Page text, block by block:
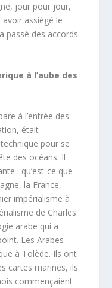
jour pour jour,
avoir assiégé le
passé des accords
à l’aube des
à l’entrée des
était
pour se
des océans. Il
: qu’est-ce que
la France,
impérialisme à
de Charles
arabe qui a
Les Arabes
à Tolède. Ils ont
cartes marines, ils
commençaient